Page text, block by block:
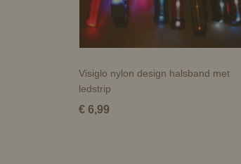
Visiglo nylon design halsband met
ledstrip
€ 6,99